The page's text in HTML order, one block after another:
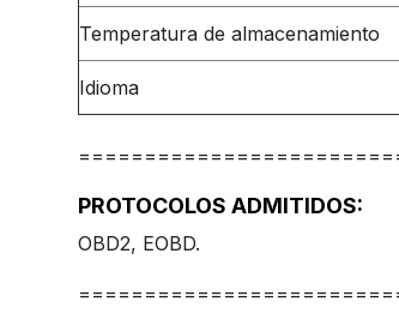
Temperatura de almacenamiento
Idioma
PROTOCOLOS ADMITIDOS:
OBD2, EOBD.